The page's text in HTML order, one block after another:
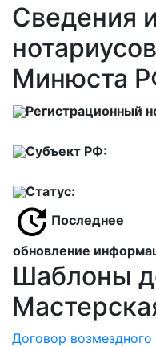
Сведения
Минюста
Регистрационный
Субъект РФ:
Статус:
Последнее
обновление
Шаблоны
Договор возмездного